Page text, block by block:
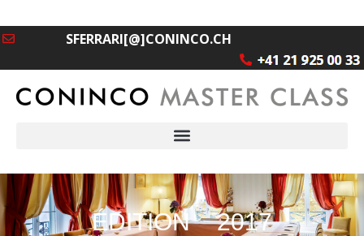
SFERRARI[@]CONINCO.CH
ÉDITION 2017